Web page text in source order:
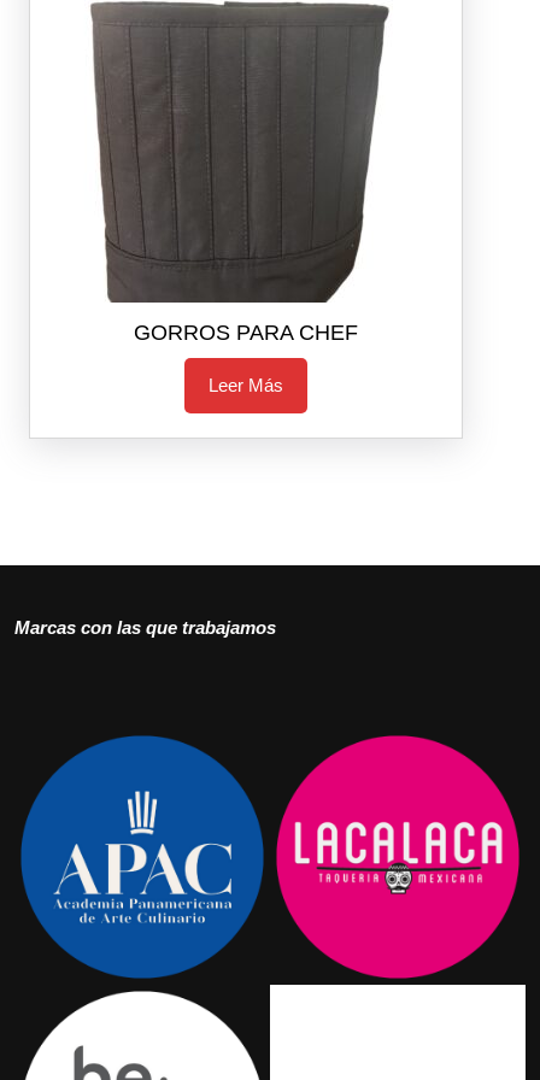
GORROS PARA CHEF
Leer Más
Marcas con las que trabajamos